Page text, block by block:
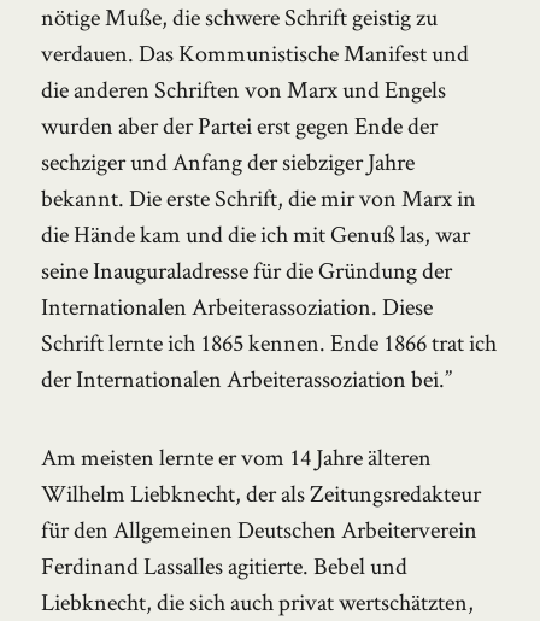
nötige Muße, die schwere Schrift geistig zu
verdauen. Das Kommunistische Manifest und
die anderen Schriften von Marx und Engels
wurden aber der Partei erst gegen Ende der
sechziger und Anfang der siebziger Jahre
bekannt. Die erste Schrift, die mir von Marx in
die Hände kam und die ich mit Genuß las, war
seine Inauguraladresse für die Gründung der
Internationalen Arbeiterassoziation. Diese
Schrift lernte ich 1865 kennen. Ende 1866 trat ich
der Internationalen Arbeiterassoziation bei.”
Am meisten lernte er vom 14 Jahre älteren
Wilhelm Liebknecht, der als Zeitungsredakteur
für den Allgemeinen Deutschen Arbeiterverein
Ferdinand Lassalles agitierte. Bebel und
Liebknecht, die sich auch privat wertschätzten,